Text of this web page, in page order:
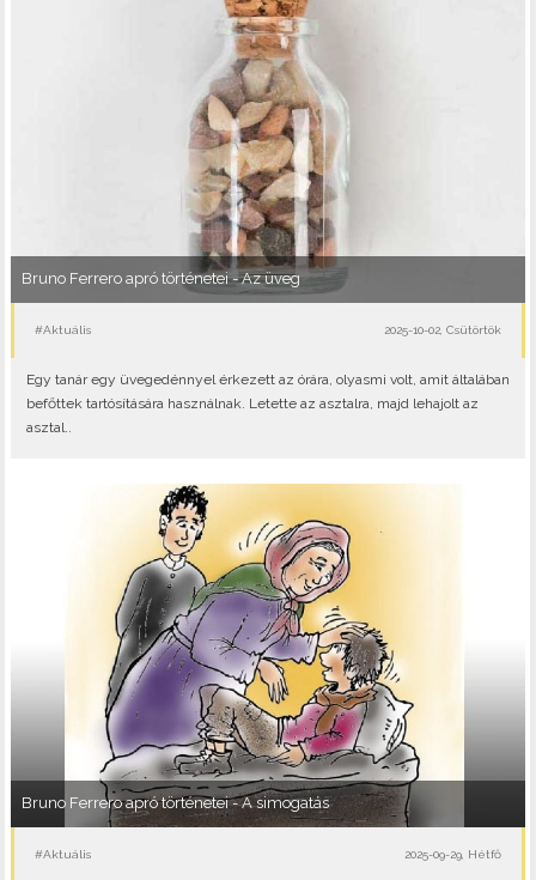
Bruno Ferrero apró történetei - Az üveg
#Aktuális 2025-10-02, Csütörtök
Egy tanár egy üvegedénnyel érkezett az órára, olyasmi volt, amit általában
befőttek tartósítására használnak. Letette az asztalra, majd lehajolt az
asztal..
Bruno Ferrero apró történetei - A simogatás
#Aktuális 2025-09-29, Hétfő